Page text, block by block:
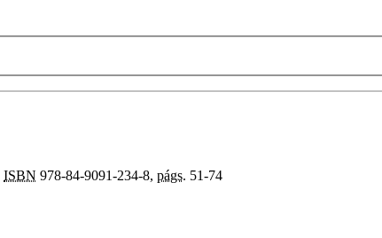
ISBN 978-84-9091-234-8, págs. 51-74